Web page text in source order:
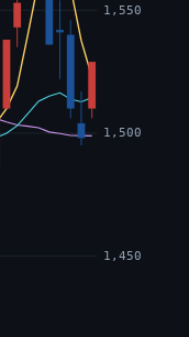
1,450
1,500
1,550